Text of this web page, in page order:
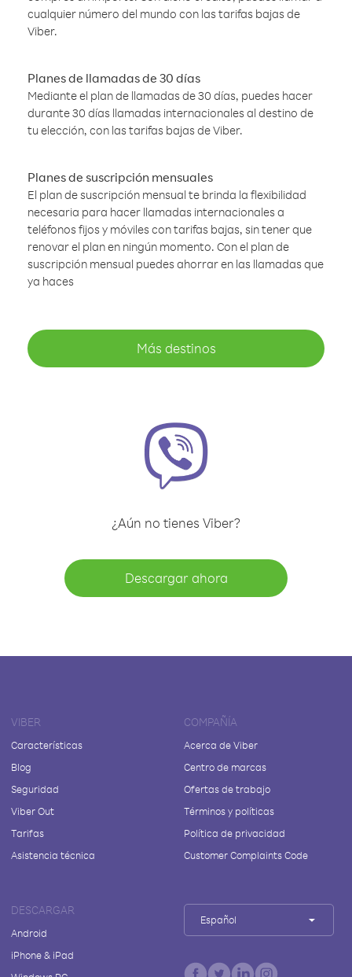
cualquier número del mundo con las tarifas bajas de
Viber.
Planes de llamadas de 30 días
Mediante el plan de llamadas de 30 días, puedes hacer
durante 30 días llamadas internacionales al destino de
tu elección, con las tarifas bajas de Viber.
Planes de suscripción mensuales
El plan de suscripción mensual te brinda la flexibilidad
necesaria para hacer llamadas internacionales a
teléfonos fijos y móviles con tarifas bajas, sin tener que
renovar el plan en ningún momento. Con el plan de
suscripción mensual puedes ahorrar en las llamadas que
ya haces
Más destinos
¿Aún no tienes Viber?
Descargar ahora
VIBER
Características
Blog
Seguridad
Viber Out
Tarifas
Asistencia técnica
COMPAÑÍA
Acerca de Viber
Centro de marcas
Ofertas de trabajo
Términos y políticas
Política de privacidad
Customer Complaints Code
DESCARGAR
Android
iPhone & iPad
Español